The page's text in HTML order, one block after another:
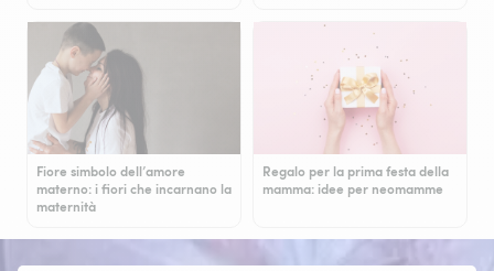
Fiore simbolo dell’amore
materno: i fiori che incarnano la
maternità
Regalo per la prima festa della
mamma: idee per neomamme